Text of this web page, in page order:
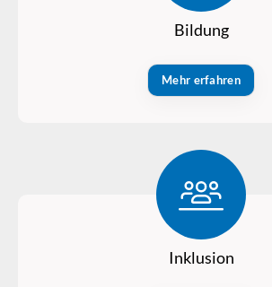
Bildung
Mehr erfahren
Inklusion